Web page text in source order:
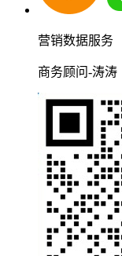
营销数据服务
商务顾问-涛涛